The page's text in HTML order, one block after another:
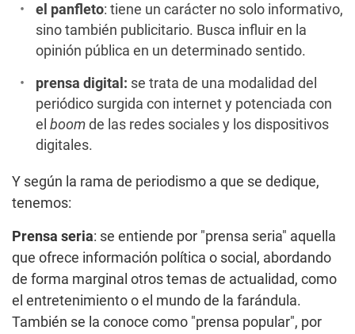
el panfleto: tiene un carácter no solo informativo,
sino también publicitario. Busca influir en la
opinión pública en un determinado sentido.
prensa digital: se trata de una modalidad del
periódico surgida con internet y potenciada con
el boom de las redes sociales y los dispositivos
digitales.
Y según la rama de periodismo a que se dedique,
tenemos:
Prensa seria: se entiende por "prensa seria" aquella
que ofrece información política o social, abordando
de forma marginal otros temas de actualidad, como
el entretenimiento o el mundo de la farándula.
También se la conoce como "prensa popular", por